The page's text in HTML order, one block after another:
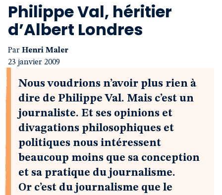
Notre revue
Boutique
Philippe Val, héritier
d’Albert Londres
Par Henri Maler
23 janvier 2009
Nous voudrions n’avoir plus rien à
dire de Philippe Val. Mais c’est un
journaliste. Et ses opinions et
divagations philosophiques et
politiques nous intéressent
beaucoup moins que sa conception
et sa pratique du journalisme.
Or c’est du journalisme que le